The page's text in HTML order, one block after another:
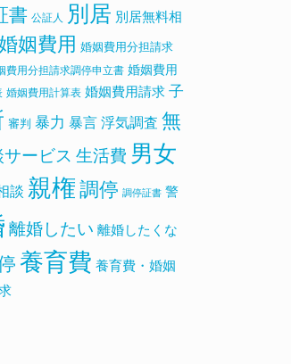
書 公証人 別居 別居無料相
姻費用 婚姻費用分担請求
費用分担請求調停申立書 婚姻費用
婚姻費用計算表 婚姻費用請求 子
審判 暴力 暴言 浮気調査 無
ービス 生活費 男女
談 親権 調停 調停証書 警
離婚したい 離婚したくな
養育費 養育費・婚姻